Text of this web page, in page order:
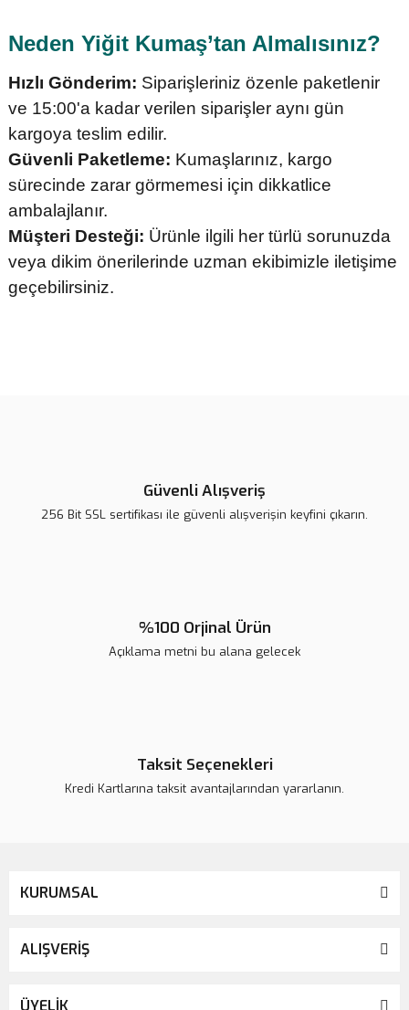
Neden Yiğit Kumaş’tan Almalısınız?
Hızlı Gönderim: Siparişleriniz özenle paketlenir
ve 15:00'a kadar verilen siparişler aynı gün
kargoya teslim edilir.
Güvenli Paketleme: Kumaşlarınız, kargo
sürecinde zarar görmemesi için dikkatlice
ambalajlanır.
Müşteri Desteği: Ürünle ilgili her türlü sorunuzda
veya dikim önerilerinde uzman ekibimizle iletişime
geçebilirsiniz.
Güvenli Alışveriş
256 Bit SSL sertifikası ile güvenli alışverişin keyfini çıkarın.
%100 Orjinal Ürün
Açıklama metni bu alana gelecek
Taksit Seçenekleri
Kredi Kartlarına taksit avantajlarından yararlanın.
KURUMSAL
ALIŞVERİŞ
ÜYELİK